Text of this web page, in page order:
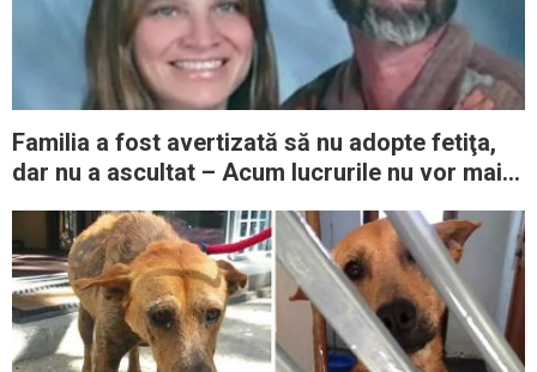
Familia a fost avertizată să nu adopte fetiţa,
dar nu a ascultat – Acum lucrurile nu vor mai fi